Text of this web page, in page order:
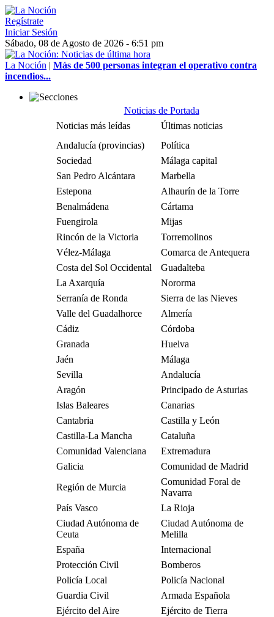
Regístrate
Iniciar Sesión
Sábado, 08 de Agosto de 2026 - 6:51 pm
La Noción | Más de 500 personas integran el operativo contra
incendios...
Noticias de Portada
Noticias más leídas
Últimas noticias
Andalucía (provincias)
Política
Sociedad
Málaga capital
San Pedro Alcántara
Marbella
Estepona
Alhaurín de la Torre
Benalmádena
Cártama
Fuengirola
Mijas
Rincón de la Victoria
Torremolinos
Vélez-Málaga
Comarca de Antequera
Costa del Sol Occidental
Guadalteba
La Axarquía
Nororma
Serranía de Ronda
Sierra de las Nieves
Valle del Guadalhorce
Almería
Cádiz
Córdoba
Granada
Huelva
Jaén
Málaga
Sevilla
Andalucía
Aragón
Principado de Asturias
Islas Baleares
Canarias
Cantabria
Castilla y León
Castilla-La Mancha
Cataluña
Comunidad Valenciana
Extremadura
Galicia
Comunidad de Madrid
Región de Murcia
Comunidad Foral de
Navarra
País Vasco
La Rioja
Ciudad Autónoma de
Ceuta
Ciudad Autónoma de
Melilla
España
Internacional
Protección Civil
Bomberos
Policía Local
Policía Nacional
Guardia Civil
Armada Española
Ejército del Aire
Ejército de Tierra